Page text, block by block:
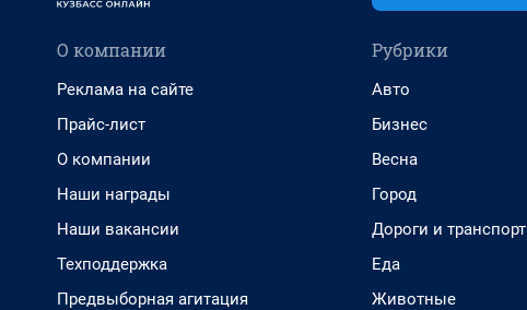
О компании
Реклама на сайте
Прайс-лист
О компании
Наши награды
Наши вакансии
Техподдержка
Предвыборная агитация
Рубрики
Авто
Бизнес
Весна
Город
Дороги и транспорт
Еда
Животные